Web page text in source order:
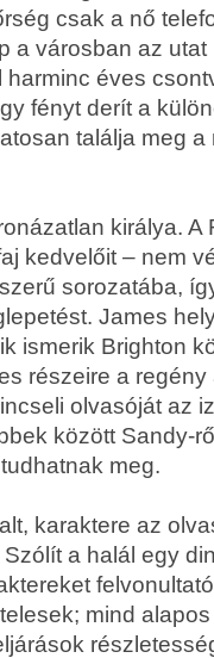
csak a nő
a városban az utat
éves
fényt derít a
találja meg a
királya. A
kedvelőit – nem
sorozatába,
James
ismerik Brighton
részeire a regény
olvasóját az
között Sandy-
meg.
karaktere az
a halál egy
mind